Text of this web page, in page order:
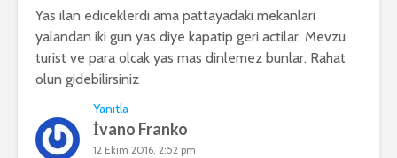
Yas ilan ediceklerdi ama pattayadaki mekanlari
yalandan iki gun yas diye kapatip geri actilar. Mevzu
turist ve para olcak yas mas dinlemez bunlar. Rahat
olun gidebilirsiniz
Yanıtla
İvano Franko
12 Ekim 2016, 2:52 pm